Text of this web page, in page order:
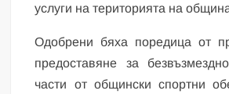
услуги на територията на
Одобрени бяха поредица от
предоставяне за
части от общински спортни